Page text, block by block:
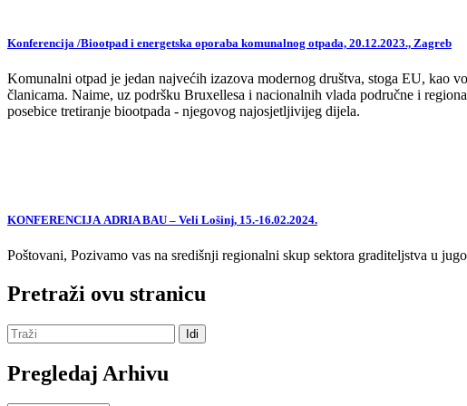
Konferencija /Biootpad i energetska oporaba komunalnog otpada, 20.12.2023., Zagreb
Komunalni otpad je jedan najvećih izazova modernog društva, stoga EU, kao
članicama. Naime, uz podršku Bruxellesa i nacionalnih vlada područne i
posebice tretiranje biootpada - njegovog najosjetljivijeg dijela.
KONFERENCIJA ADRIA BAU – Veli Lošinj, 15.-16.02.2024.
Poštovani, Pozivamo vas na središnji regionalni skup sektora graditeljstva u
Pretraži ovu stranicu
Pregledaj Arhivu